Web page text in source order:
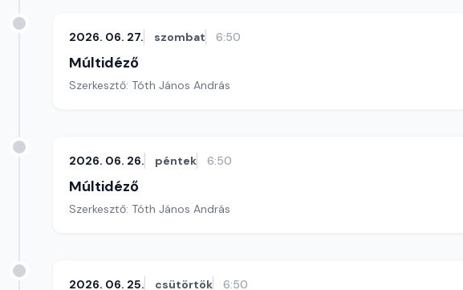
2026. 06. 27. szombat 6:50
Múltidéző
Szerkesztő: Tóth János András
2026. 06. 26. péntek 6:50
Múltidéző
Szerkesztő: Tóth János András
2026. 06. 25. csütörtök 6:50